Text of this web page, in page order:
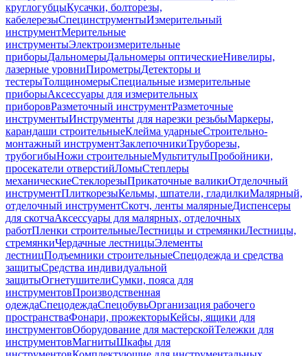
круглогубцыКусачки, болторезы,
кабелерезыСпецинструментыИзмерительный
инструментМерительные
инструментыЭлектроизмерительные
приборыДальномерыДальномеры оптическиеНивелиры,
лазерные уровниПирометрыДетекторы и
тестерыТолщиномерыСпециальные измерительные
приборыАксессуары для измерительных
приборовРазметочный инструментРазметочные
инструментыИнструменты для нарезки резьбыМаркеры,
карандаши строительныеКлейма ударныеСтроительно-
монтажный инструментЗаклепочникиТруборезы,
трубогибыНожи строительныеМультитулыПробойники,
просекатели отверстийЛомыСтеплеры
механическиеСтеклорезыПрикаточные валикиОтделочный
инструментПлиткорезыКельмы, шпатели, гладилкиМалярный,
отделочный инструментСкотч, ленты малярныеДиспенсеры
для скотчаАксессуары для малярных, отделочных
работПленки строительныеЛестницы и стремянкиЛестницы,
стремянкиЧердачные лестницыЭлементы
лестницПодъемники строительныеСпецодежда и средства
защитыСредства индивидуальной
защитыОгнетушителиСумки, пояса для
инструментовПроизводственная
одеждаСпецодеждаСпецобувьОрганизация рабочего
пространстваФонари, прожекторыКейсы, ящики для
инструментовОборудование для мастерскойТележки для
инструментовМагнитыШкафы для